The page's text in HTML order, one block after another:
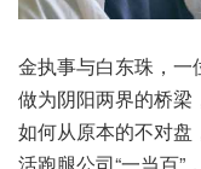
金执事与白东珠，一
做为阴阳两界的桥梁
如何从原本的不对盘